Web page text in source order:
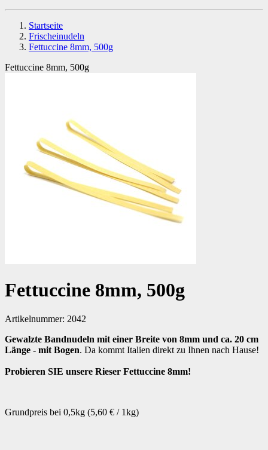
Startseite
Frischeinudeln
Fettuccine 8mm, 500g
Fettuccine 8mm, 500g
Fettuccine 8mm, 500g
Artikelnummer: 2042
Gewalzte Bandnudeln mit einer Breite von 8mm und ca. 20 cm
Länge - mit Bogen. Da kommt Italien direkt zu Ihnen nach Hause!
Probieren SIE unsere Rieser Fettuccine 8mm!
Grundpreis bei 0,5kg (5,60 € / 1kg)